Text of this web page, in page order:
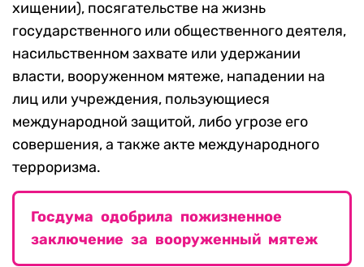
хищении), посягательстве на жизнь
государственного или общественного деятеля,
насильственном захвате или удержании
власти, вооруженном мятеже, нападении на
лиц или учреждения, пользующиеся
международной защитой, либо угрозе его
совершения, а также акте международного
терроризма.
Госдума одобрила пожизненное
заключение за вооруженный мятеж